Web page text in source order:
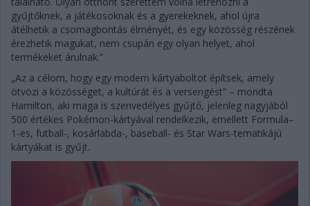
gyűjtőknek, a játékosoknak és a gyerekeknek, ahol újra
átélhetik a csomagbontás élményét, és egy közösség részének
érezhetik magukat, nem csupán egy olyan helyet, ahol
termékeket árulnak.”
„Az a célom, hogy egy modern kártyaboltot építsek, amely
ötvözi a közösséget, a kultúrát és a versengést” – mondta
Hamilton, aki maga is szenvedélyes gyűjtő, jelenleg nagyjából
500 értékes Pokémon-kártyával rendelkezik, emellett Formula–
1-es, futball-, kosárlabda-, baseball- és Star Wars-tematikájú
kártyákat is gyűjt.